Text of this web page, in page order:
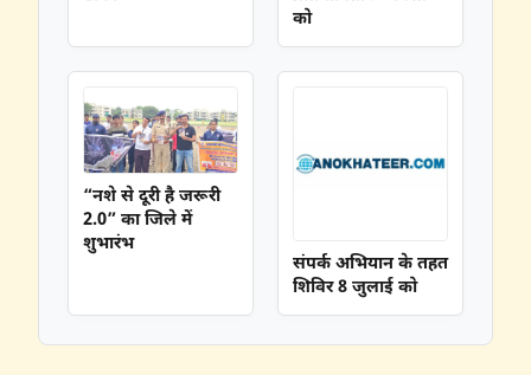
को
“नशे से दूरी है जरूरी
2.0” का जिले में
शुभारंभ
संपर्क अभियान के तहत
शिविर 8 जुलाई को